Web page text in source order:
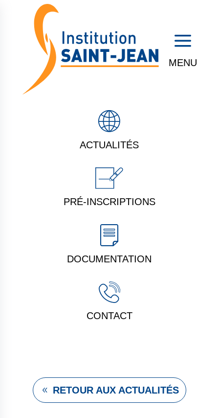
a
ACTUALITÉS
PRÉ-INSCRIPTIONS
DOCUMENTATION
CONTACT
RETOUR AUX ACTUALITÉS